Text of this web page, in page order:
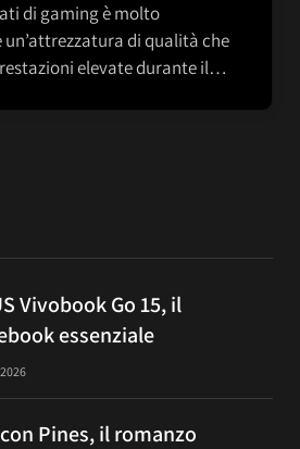
di gaming è molto
di qualità che
elevate durante il…
Vivobook Go 15, il
essenziale
Pines, il romanzo